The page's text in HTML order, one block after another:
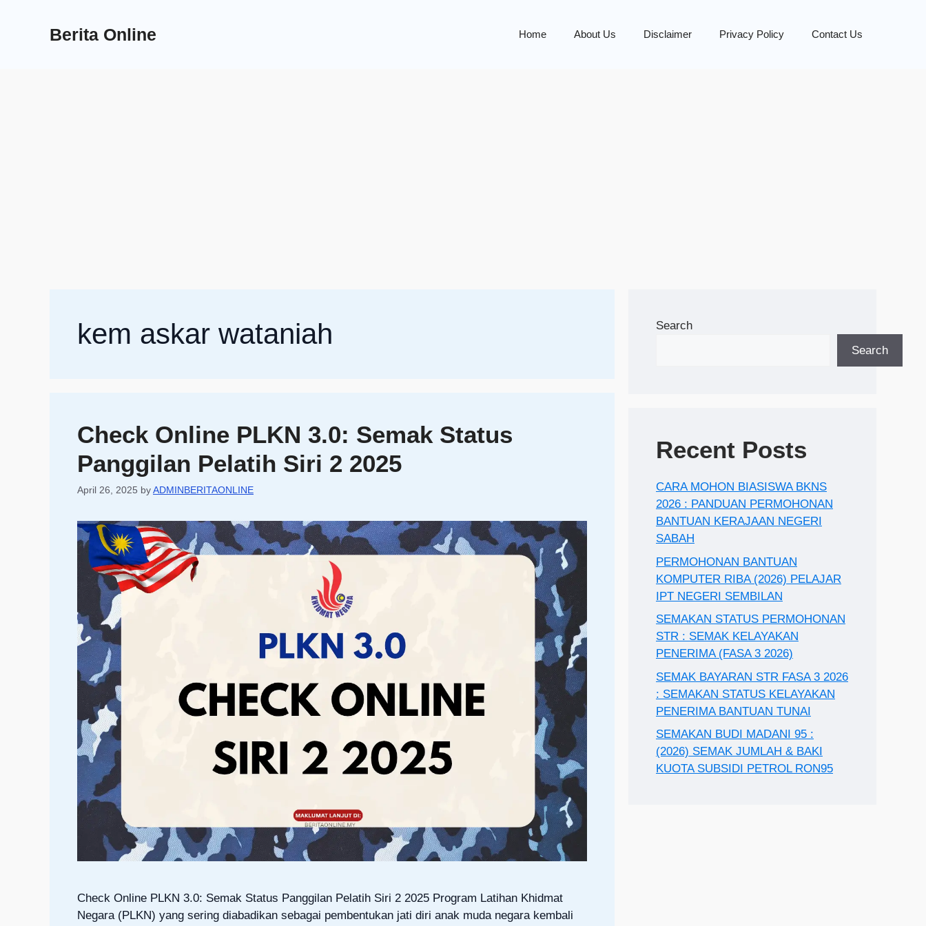
Berita Online Home About Us Disclaimer Privacy Policy Contact Us
kem askar wataniah
Check Online PLKN 3.0: Semak Status
Panggilan Pelatih Siri 2 2025
April 26, 2025 byADMINBERITAONLINE
Check Online PLKN 3.0: Semak Status Panggilan Pelatih Siri 2 2025 Program Latihan Khidmat
Negara (PLKN) yang sering diabadikan sebagai pembentukan jati diri anak muda negara kembali
Search
Search
Recent Posts
CARA MOHON BIASISWA BKNS
2026 : PANDUAN PERMOHONAN
BANTUAN KERAJAAN NEGERI
SABAH
PERMOHONAN BANTUAN
KOMPUTER RIBA (2026) PELAJAR
IPT NEGERI SEMBILAN
SEMAKAN STATUS PERMOHONAN
STR : SEMAK KELAYAKAN
PENERIMA (FASA 3 2026)
SEMAK BAYARAN STR FASA 3 2026
: SEMAKAN STATUS KELAYAKAN
PENERIMA BANTUAN TUNAI
SEMAKAN BUDI MADANI 95 :
(2026) SEMAK JUMLAH & BAKI
KUOTA SUBSIDI PETROL RON95